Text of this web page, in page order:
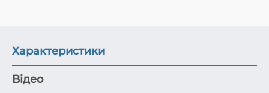
Характеристики
Відео